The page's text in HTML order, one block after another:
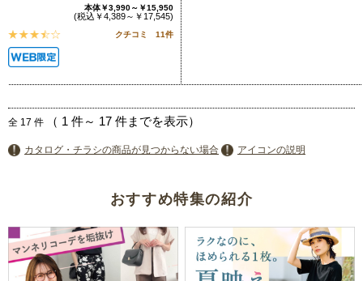
本体￥3,990～￥15,950
(税込￥4,389～￥17,545)
クチコミ 11件
全 17 件 （ 1 件～ 17 件までを表示）
カタログ・チラシの商品が見つからない場合 アイコンの説明
おすすめ特集の紹介